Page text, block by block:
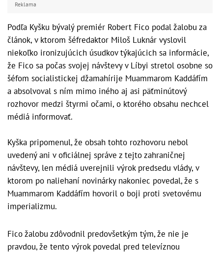
Reklama
Podľa Kyšku bývalý premiér Robert Fico podal žalobu za
článok, v ktorom šéfredaktor Miloš Luknár vyslovil
niekoľko ironizujúcich úsudkov týkajúcich sa informácie,
že Fico sa počas svojej návštevy v Líbyi stretol osobne so
šéfom socialistickej džamahírije Muammarom Kaddáfím
a absolvoval s ním mimo iného aj asi päťminútový
rozhovor medzi štyrmi očami, o ktorého obsahu nechcel
médiá informovať.
Kyška pripomenul, že obsah tohto rozhovoru nebol
uvedený ani v oficiálnej správe z tejto zahraničnej
návštevy, len médiá uverejnili výrok predsedu vlády, v
ktorom po naliehaní novinárky nakoniec povedal, že s
Muammarom Kaddáfím hovoril o boji proti svetovému
imperializmu.
Fico žalobu zdôvodnil predovšetkým tým, že nie je
pravdou, že tento výrok povedal pred televíznou